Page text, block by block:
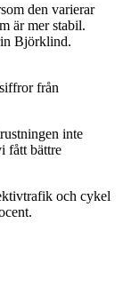
den varierar
är mer stabil.
Björklind.
från
inte
fått bättre
och cykel